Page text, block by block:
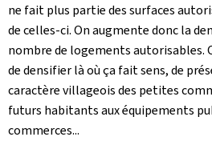
ne fait plus partie des surfaces
de celles-ci. On augmente donc la
nombre de logements autorisables.
de densifier là où ça fait sens, de
caractère villageois des petites
futurs habitants aux équipements
commerces...